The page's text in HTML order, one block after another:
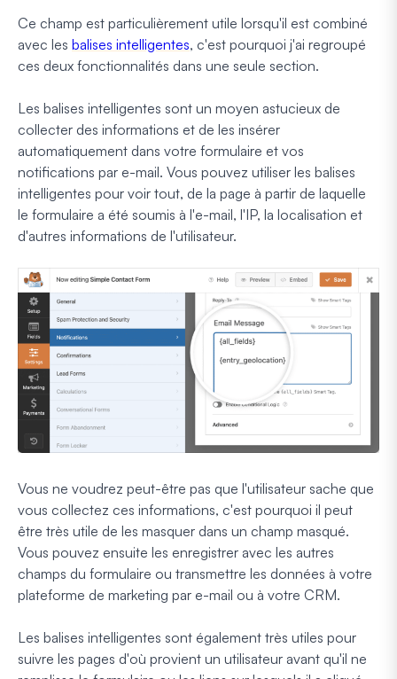
Ce champ est particulièrement utile lorsqu'il est combiné
avec les balises intelligentes, c'est pourquoi j'ai regroupé
ces deux fonctionnalités dans une seule section.
Les balises intelligentes sont un moyen astucieux de
collecter des informations et de les insérer
automatiquement dans votre formulaire et vos
notifications par e-mail. Vous pouvez utiliser les balises
intelligentes pour voir tout, de la page à partir de laquelle
le formulaire a été soumis à l'e-mail, l'IP, la localisation et
d'autres informations de l'utilisateur.
Vous ne voudrez peut-être pas que l'utilisateur sache que
vous collectez ces informations, c'est pourquoi il peut
être très utile de les masquer dans un champ masqué.
Vous pouvez ensuite les enregistrer avec les autres
champs du formulaire ou transmettre les données à votre
plateforme de marketing par e-mail ou à votre CRM.
Les balises intelligentes sont également très utiles pour
suivre les pages d'où provient un utilisateur avant qu'il ne